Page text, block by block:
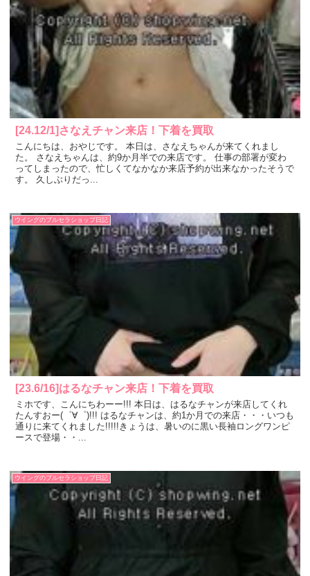
[24.12/1]さなえチャン来店！下着を買取
こんにちは、おやじです。 本日は、さなえちゃんが来てくれまし
た。 さなえちゃんは、約9か月半での来店です。 仕事の部署が変わ
ってしまったので、忙しくてなかなか来店予約が出来なかったそうで
す。 久しぶりだっ...
ウイングのブルセラショップ日記
[23.6/16]はるなチャン来店！下着を買取
ミホです、こんにちわーー!!! 本日は、はるなチャンが来店してくれ
たんすおー(゜∀゜)!!! はるなチャンは、約1か月での来店・・・いつも
通りに来てくれました!!!!!きょうは、暑いのに黒い長袖ロングワンピ
ースで登場・・...
ウイングのブルセラショップ日記